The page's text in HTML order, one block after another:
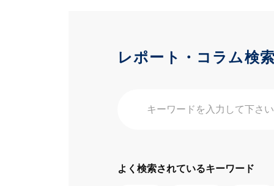
レポート・コラム検
よく検索されているキーワード